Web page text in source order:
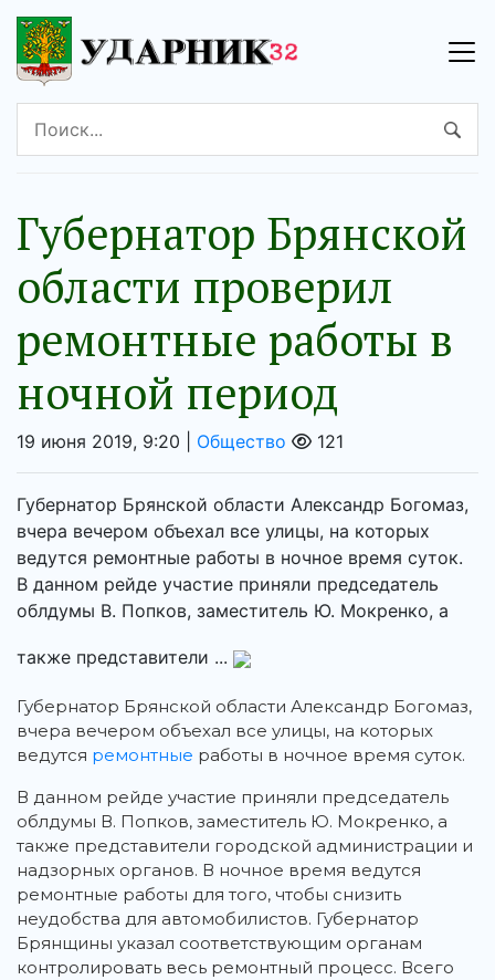
Губернатор Брянской
области проверил
ремонтные работы в
ночной период
19 июня 2019, 9:20 | Общество 121
Губернатор Брянской области Александр Богомаз,
вчера вечером объехал все улицы, на которых
ведутся ремонтные работы в ночное время суток.
В данном рейде участие приняли председатель
облдумы В. Попков, заместитель Ю. Мокренко, а
также представители ...
Губернатор Брянской области Александр Богомаз,
вчера вечером объехал все улицы, на которых
ведутся ремонтные работы в ночное время суток.
В данном рейде участие приняли председатель
облдумы В. Попков, заместитель Ю. Мокренко, а
также представители городской администрации и
надзорных органов. В ночное время ведутся
ремонтные работы для того, чтобы снизить
неудобства для автомобилистов. Губернатор
Брянщины указал соответствующим органам
контролировать весь ремонтный процесс. Всего